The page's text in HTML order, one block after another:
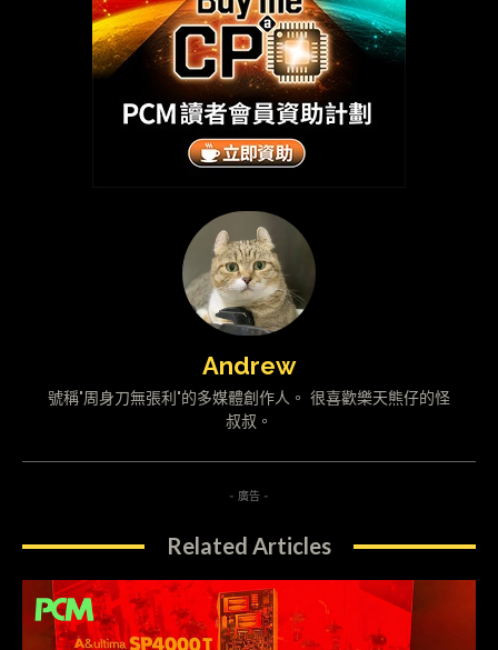
Andrew
號稱"周身刀無張利"的多媒體創作人。 很喜歡樂天熊仔的怪
叔叔。
- 廣告 -
Related Articles